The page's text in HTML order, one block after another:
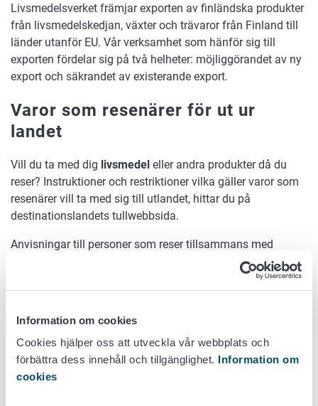
Information om cookies
Cookies hjälper oss att utveckla vår webbplats och
förbättra dess innehåll och tillgänglighet. Information om
cookies
Livsmedelsverket främjar exporten av finländska produkter
från livsmedelskedjan, växter och trävaror från Finland till
länder utanför EU. Vår verksamhet som hänför sig till
exporten fördelar sig på två helheter: möjliggörandet av ny
export och säkrandet av existerande export.
Varor som resenärer för ut ur
landet
Vill du ta med dig livsmedel eller andra produkter då du
reser? Instruktioner och restriktioner vilka gäller varor som
resenärer vill ta med sig till utlandet, hittar du på
destinationslandets tullwebbsida.
Anvisningar till personer som reser tillsammans med
webbplats Privatkunder.
Planerar du att sälja varor på
distans?
Bekanta dig med instruktioner för etablering av en
webbutik eller ett annat distansförsäljningsföretag.
Tilläggsinformation finns också på sidan